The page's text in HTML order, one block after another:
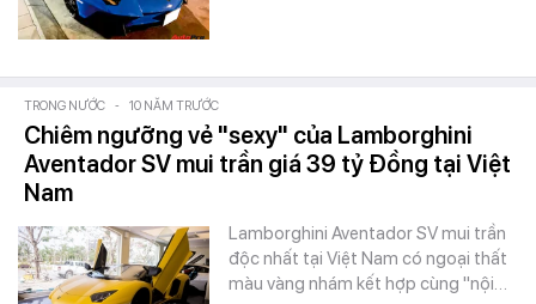
TRONG NƯỚC - 10 NĂM TRƯỚC
Chiêm ngưỡng vẻ "sexy" của Lamborghini
Aventador SV mui trần giá 39 tỷ Đồng tại Việt
Nam
Lamborghini Aventador SV mui trần
độc nhất tại Việt Nam có ngoại thất
màu vàng nhám kết hợp cùng "nội…